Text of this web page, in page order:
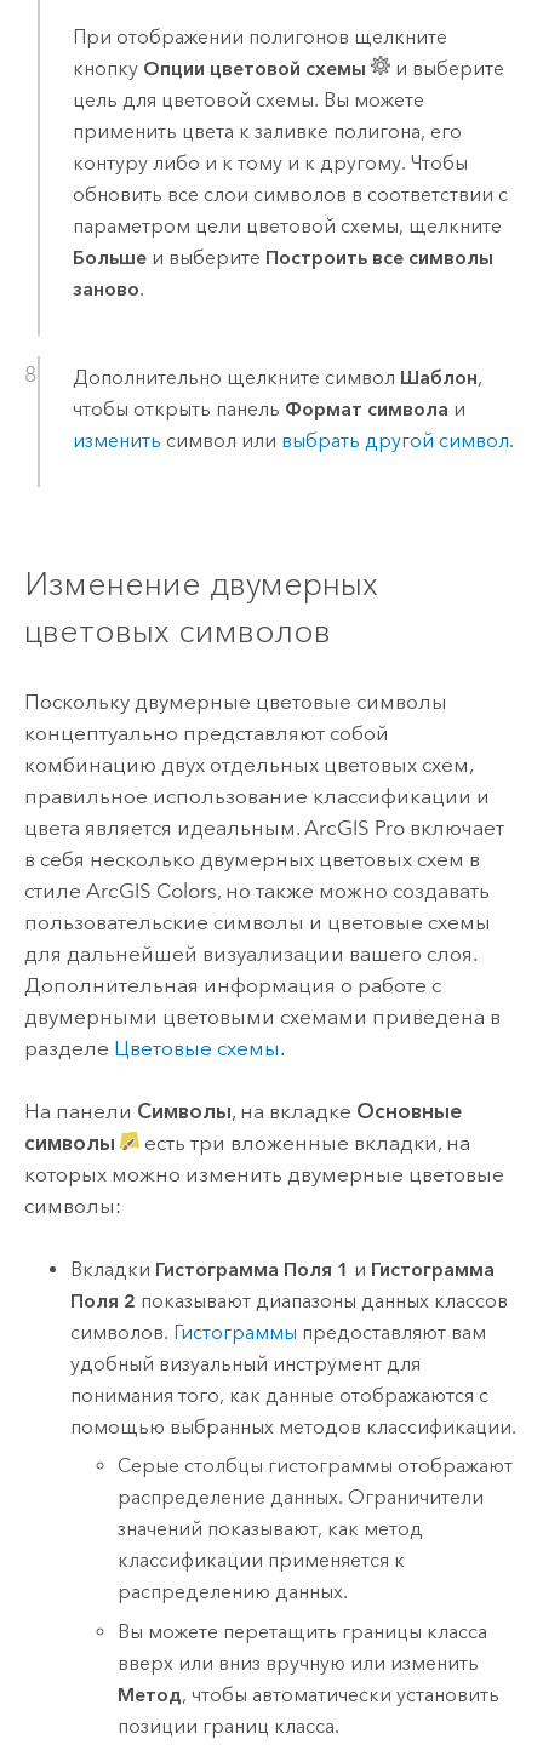
При отображении полигонов щелкните
кнопку Опции цветовой схемы
и выберите
цель для цветовой схемы. Вы можете
применить цвета к заливке полигона, его
контуру либо и к тому и к другому. Чтобы
обновить все слои символов в соответствии с
параметром цели цветовой схемы, щелкните
Большеи выберите Построить все символы
заново.
Дополнительно щелкните символ Шаблон,
чтобы открыть панель Формат символа и
изменить символ или выбрать другой символ.
Изменение двумерных
цветовых символов
Поскольку двумерные цветовые символы
концептуально представляют собой
комбинацию двух отдельных цветовых схем,
правильное использование классификации и
цвета является идеальным. ArcGIS Proвключает
в себя несколько двумерных цветовых схем в
стиле ArcGIS Colors, но также можно создавать
пользовательские символы и цветовые схемы
для дальнейшей визуализации вашего слоя.
Дополнительная информация о работе с
двумерными цветовыми схемами приведена в
разделе Цветовые схемы.
На панели Символы, на вкладке Основные
символы
есть три вложенные вкладки, на
которых можно изменить двумерные цветовые
символы:
Вкладки Гистограмма Поля 1 и Гистограмма
Поля 2 показывают диапазоны данных классов
символов. Гистограммы предоставляют вам
удобный визуальный инструмент для
понимания того, как данные отображаются с
помощью выбранных методов классификации.
Серые столбцы гистограммы отображают
распределение данных. Ограничители
значений показывают, как метод
классификации применяется к
распределению данных.
Вы можете перетащить границы класса
вверх или вниз вручную или изменить
Метод, чтобы автоматически установить
позиции границ класса.